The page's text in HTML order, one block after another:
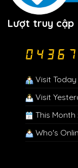
Lượt truy cập
Visit Today
Visit
This Month
Who's